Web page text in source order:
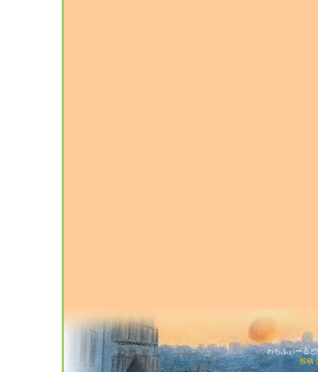
わちふぃーる
投稿